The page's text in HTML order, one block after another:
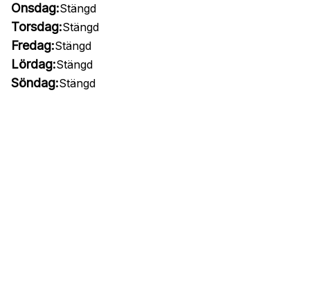
Onsdag:Stängd
Torsdag:Stängd
Fredag:Stängd
Lördag:Stängd
Söndag:Stängd